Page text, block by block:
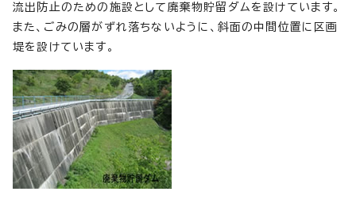
流出防止のための施設として廃棄物貯留ダムを設けています。
また、ごみの層がずれ落ちないように、斜面の中間位置に区画
堤を設けています。